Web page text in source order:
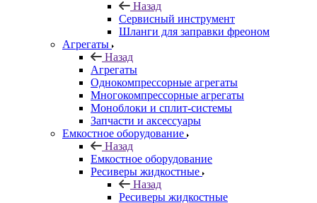
Назад
Сервисный инструмент
Шланги для заправки фреоном
Агрегаты
Назад
Агрегаты
Однокомпрессорные агрегаты
Многокомпрессорные агрегаты
Моноблоки и сплит-системы
Запчасти и аксессуары
Емкостное оборудование
Назад
Емкостное оборудование
Ресиверы жидкостные
Назад
Ресиверы жидкостные